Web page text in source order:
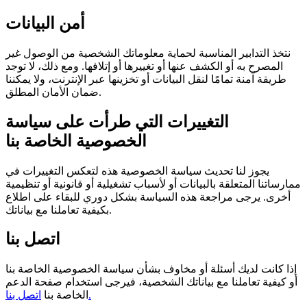
أمن البيانات
نتخذ التدابير المناسبة لحماية معلوماتك الشخصية من الوصول غير
المصرح به أو الكشف عنها أو تغييرها أو إتلافها. ومع ذلك، لا توجد
طريقة آمنة تمامًا لنقل البيانات أو تخزينها عبر الإنترنت، ولا يمكننا
ضمان الأمان المطلق.
التغييرات التي طرأت على سياسة
الخصوصية الخاصة بنا
يجوز لنا تحديث سياسة الخصوصية هذه لتعكس التغييرات في
ممارساتنا المتعلقة بالبيانات أو لأسباب تشغيلية أو قانونية أو تنظيمية
أخرى. يرجى مراجعة هذه السياسة بشكل دوري للبقاء على اطلاع
بكيفية تعاملنا مع بياناتك.
اتصل بنا
إذا كانت لديك أسئلة أو مخاوف بشأن سياسة الخصوصية الخاصة بنا
أو كيفية تعاملنا مع بياناتك الشخصية، فيرجى استخدام صفحة الدعم
الخاصة بنا اتصل بنا.